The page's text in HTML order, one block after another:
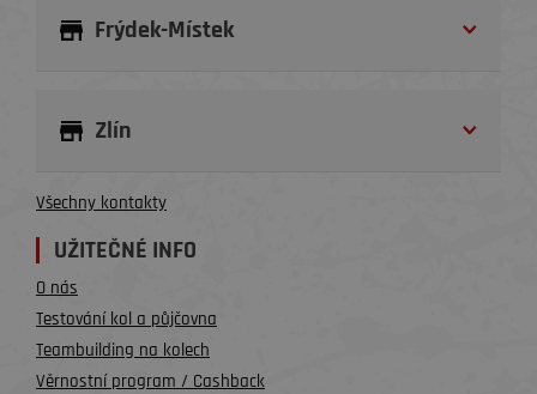
Frýdek-Místek
Zlín
Všechny kontakty
UŽITEČNÉ INFO
O nás
Testování kol a půjčovna
Teambuilding na kolech
Věrnostní program / Cashback